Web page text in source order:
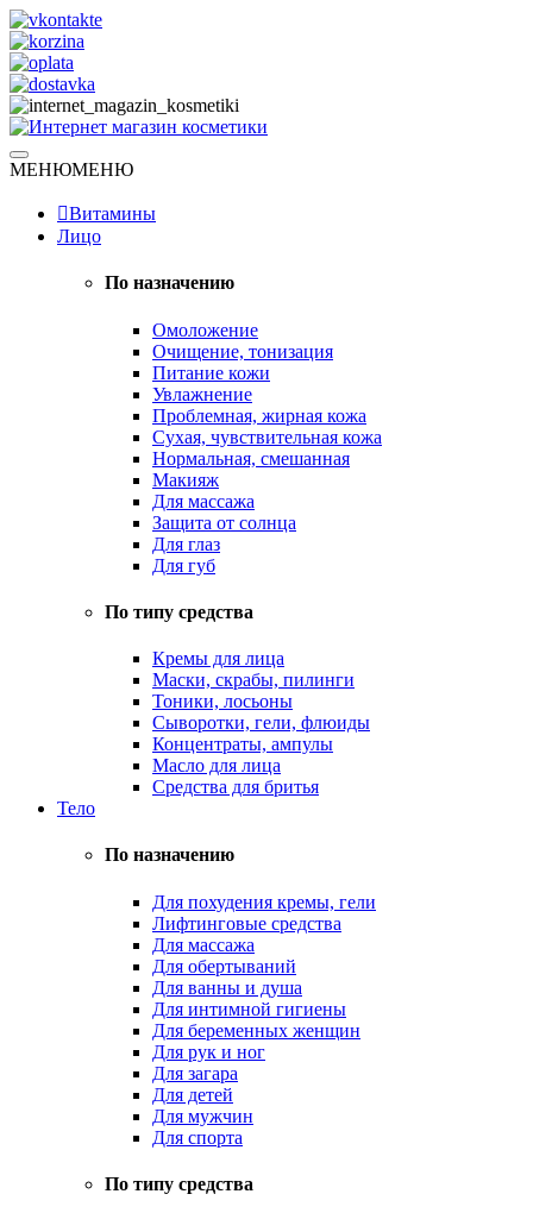
Skip
to
content
Интернет магазин косметики
Натуральная косметика
МЕНЮМЕНЮ
Витамины
Лицо
По назначению
Омоложение
Очищение, тонизация
Питание кожи
Увлажнение
Проблемная, жирная кожа
Сухая, чувствительная кожа
Нормальная, смешанная
Макияж
Для массажа
Защита от солнца
Для глаз
Для губ
По типу средства
Кремы для лица
Маски, скрабы, пилинги
Тоники, лосьоны
Сыворотки, гели, флюиды
Концентраты, ампулы
Масло для лица
Средства для бритья
Тело
По назначению
Для похудения кремы, гели
Лифтинговые средства
Для массажа
Для обертываний
Для ванны и душа
Для интимной гигиены
Для беременных женщин
Для рук и ног
Для загара
Для детей
Для мужчин
Для спорта
По типу средства